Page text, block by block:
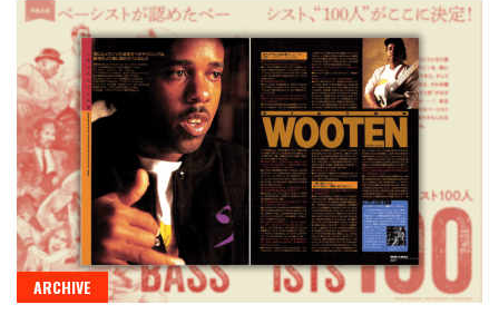
ARCHIVE